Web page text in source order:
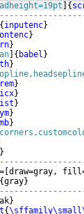
{
{ inputenc}
}
}
{ babel }
}
}
}
}
}
}
}
= draw=gray,
{gray}
}
{